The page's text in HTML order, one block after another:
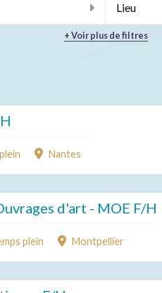
Lieu
+ Voir plus de filtres
Nantes
d'art - MOE F/H
plein Montpellier